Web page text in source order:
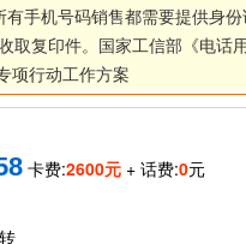
手机号码销售都需要提供身
取复印件。国家工信部《电话
项行动工作方案
卡费:2600元 + 话费:0元